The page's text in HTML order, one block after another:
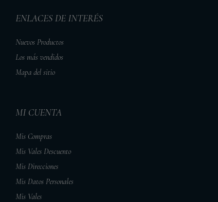
ENLACES DE INTERÉS
Nuevos Productos
Los más vendidos
Mapa del sitio
MI CUENTA
Mis Compras
Mis Vales Descuento
Mis Direcciones
Mis Datos Personales
Mis Vales